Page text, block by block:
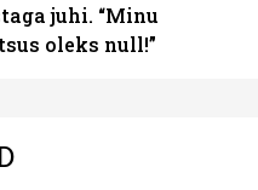
juhi. “Minu
oleks null!”